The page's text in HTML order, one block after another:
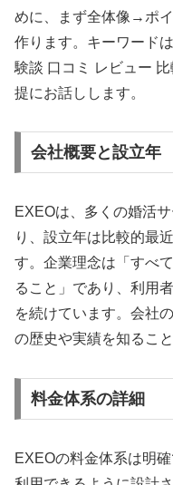
めに、まず全体像→ポ
作ります。キーワード
験談 口コミ レビュー
提にお話しします。
会社概要と設立年
EXEOは、多くの婚活
り、設立年は比較的最
す。企業理念は「すべ
ること」であり、利用
を続けています。会社
の歴史や実績を知るこ
料金体系の詳細
EXEOの料金体系は明